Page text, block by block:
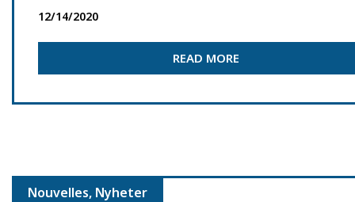
12/14/2020
READ MORE
Nouvelles, Nyheter